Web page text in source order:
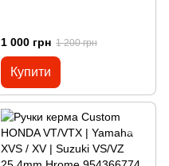
1 000 грн 1 200 грн
Купити